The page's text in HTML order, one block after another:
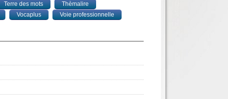
Terre des mots
Thèmalire
Vocaplus Voie professionnelle